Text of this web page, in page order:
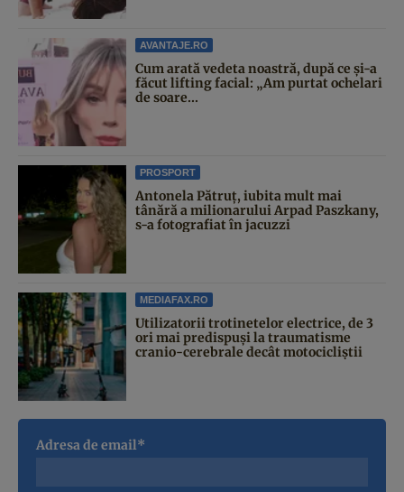
AVANTAJE.RO
Cum arată vedeta noastră, după ce și-a
făcut lifting facial: „Am purtat ochelari
de soare...
PROSPORT
Antonela Pătruț, iubita mult mai
tânără a milionarului Arpad Paszkany,
s-a fotografiat în jacuzzi
MEDIAFAX.RO
Utilizatorii trotinetelor electrice, de 3
ori mai predispuși la traumatisme
cranio-cerebrale decât motocicliștii
Adresa de email*